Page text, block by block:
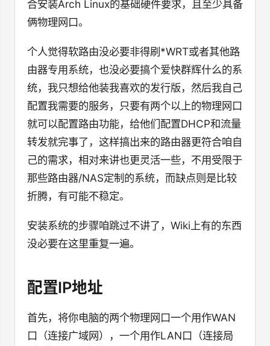
合安装Arch Linux的基础硬件要求，且至少具备
俩物理网口。
个人觉得软路由没必要非得刷*WRT或者其他路
由器专用系统，也没必要搞个爱快群辉什么的系
统，我只想给他装我喜欢的发行版，然后我自己
配置我需要的服务，只要有两个以上的物理网口
就可以配置路由功能，给他们配置DHCP和流量
转发就完事了，这样搞出来的路由器更符合咱自
己的需求，相对来讲也更灵活一些，不用受限于
那些路由器/NAS定制的系统，而缺点则是比较
折腾，有可能不稳定。
安装系统的步骤咱跳过不讲了，Wiki上有的东西
没必要在这里重复一遍。
配置IP地址
首先，将你电脑的两个物理网口一个用作WAN
口（连接广域网），一个用作LAN口（连接局